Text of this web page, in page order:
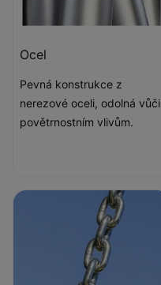
Ocel
Pevná konstrukce z
nerezové oceli, odolná vůči
povětrnostním vlivům.